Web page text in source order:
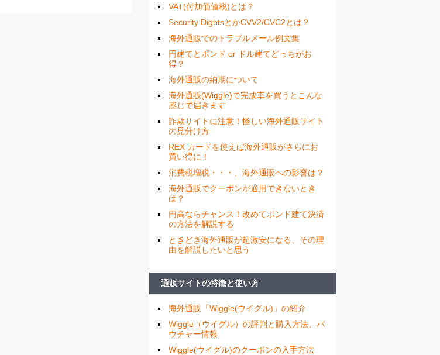
VAT(付加価値税)とは？
Security DightsとかCVV2/CVC2とは？
海外通販でのトラブルメール例文集
円建てとポンド or ドル建てどっちがお
得？
海外通販の納期について
海外通販(Wiggle)で完成車を買うとこんな
感じで届きます
詐欺サイトに注意！怪しい海外通販サイト
の見分け方
REX カードを使えば海外通販がさらにお
買い得に！
消費税増税・・・、海外通販への影響は？
海外通販でクーポンが適用できないとき
は？
円高ならチャンス！改めてポンド建て決済
の方法を解説する
ときどき海外通販が超激安になる、その理
由を解説したいと思う
通販サイトの特徴と使い方
海外通販「Wiggle(ウイグル)」の紹介
Wiggle（ウイグル）の評判と購入方法、バ
ウチャー情報
Wiggle(ウイグル)のクーポンの入手方法